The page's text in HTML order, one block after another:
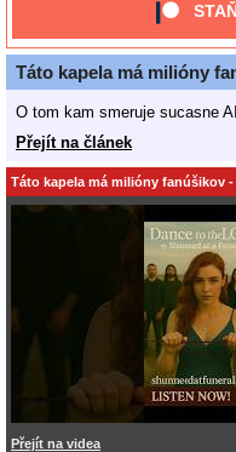
Táto kapela má milióny
O tom kam smeruje sucasne
Přejít na článek
Táto kapela má milióny fanúšikov
Přejít na videa